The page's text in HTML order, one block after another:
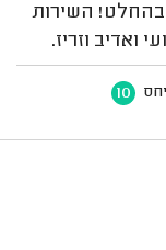
בהחלט! השירות
ואדיב וזריז.
יחס 10